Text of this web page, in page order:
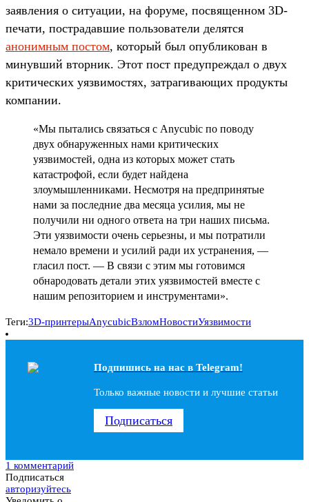
заявления о ситуации, на форуме, посвященном 3D-
печати, пострадавшие пользователи делятся
анонимным постом, который был опубликован в
минувший вторник. Этот пост предупреждал о двух
критических уязвимостях, затрагивающих продукты
компании.
«Мы пытались связаться с Anycubic по поводу
двух обнаруженных нами критических
уязвимостей, одна из которых может стать
катастрофой, если будет найдена
злоумышленниками. Несмотря на предпринятые
нами за последние два месяца усилия, мы не
получили ни одного ответа на три наших письма.
Эти уязвимости очень серьезны, и мы потратили
немало времени и усилий ради их устранения, —
гласил пост. — В связи с этим мы готовимся
обнародовать детали этих уязвимостей вместе с
нашим репозиторием и инструментами».
Теги:3D-принтерыAnycubicВзломНовостиУязвимости
Подпишись на наc в Telegram!
Только важные новости и лучшие статьи
Подписаться
1 комментарий
Подписаться
авторизуйтесь